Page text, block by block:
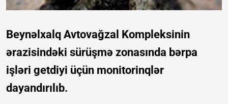
Beynəlxalq Avtovağzal Kompleksinin
ərazisindəki sürüşmə zonasında bərpa
işləri getdiyi üçün monitorinqlər
dayandırılıb.